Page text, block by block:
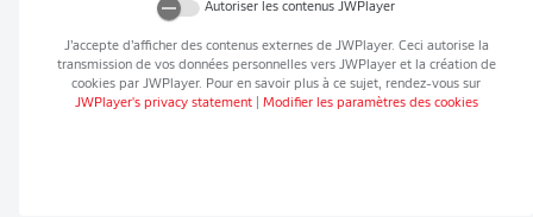
Autoriser les contenus JWPlayer
J’accepte d’afficher des contenus externes de JWPlayer. Ceci autorise la
transmission de vos données personnelles vers JWPlayeret la création de
cookies par JWPlayer. Pour en savoir plus à ce sujet, rendez-vous sur
JWPlayer's privacy statement| Modifier les paramètres des cookies